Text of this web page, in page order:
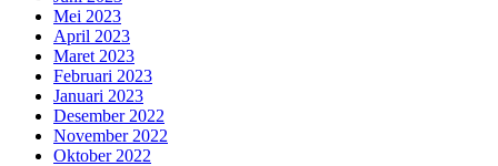
Mei 2023
April 2023
Maret 2023
Februari 2023
Januari 2023
Desember 2022
November 2022
Oktober 2022